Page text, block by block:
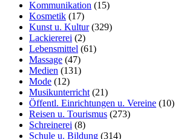
Kommunikation (15)
Kosmetik (17)
Kunst u. Kultur(329)
Lackiererei (2)
Lebensmittel (61)
Massage (47)
Medien (131)
Mode (12)
Musikunterricht (21)
Öffentl. Einrichtungen u. Vereine (10)
Reisen u. Tourismus (273)
Schreinerei (8)
Schule u. Bildung (314)